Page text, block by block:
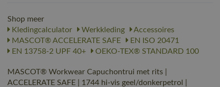
Shop meer
Kledingcalculator
Werkkleding
Accessoires
MASCOT® ACCELERATE SAFE
EN ISO 20471
EN 13758-2 UPF 40+
OEKO-TEX® STANDARD 100
MASCOT® Workwear Capuchontrui met rits |
ACCELERATE SAFE | 1744 hi-vis geel/donkerpetrol |